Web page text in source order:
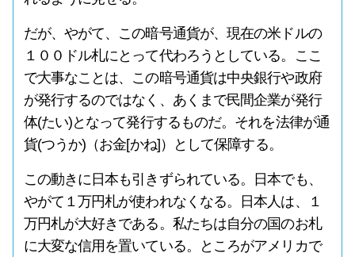
だが、やがて、この暗号通貨が、現在の米ドルの
１００ドル札にとって代わろうとしている。ここ
で大事なことは、この暗号通貨は中央銀行や政府
が発行するのではなく、あくまで民間企業が発行
体(たい)となって発行するものだ。それを法律が通
貨(つうか)（お金[かね]）として保障する。
この動きに日本も引きずられている。日本でも、
やがて１万円札が使われなくなる。日本人は、１
万円札が大好きである。私たちは自分の国のお札
に大変な信用を置いている。ところがアメリカで